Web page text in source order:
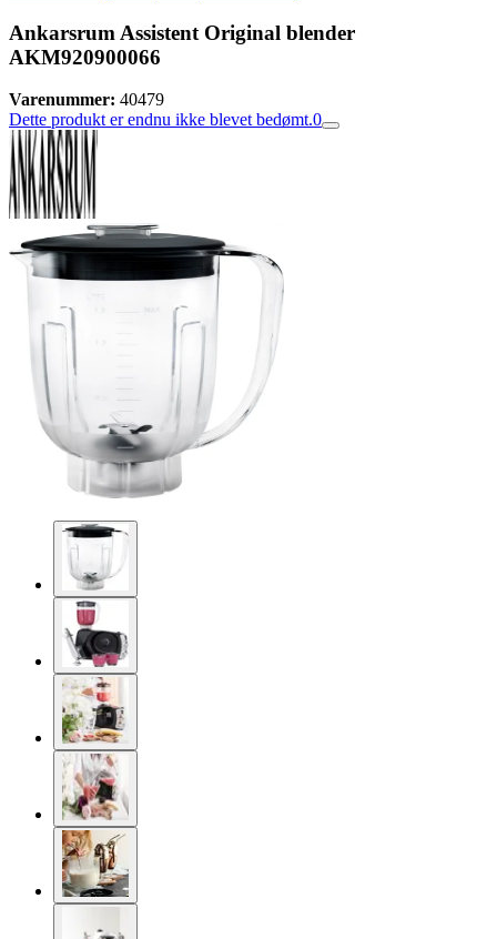
Ankarsrum Assistent Original blender
AKM920900066
Varenummer: 40479
Dette produkt er endnu ikke blevet bedømt.0